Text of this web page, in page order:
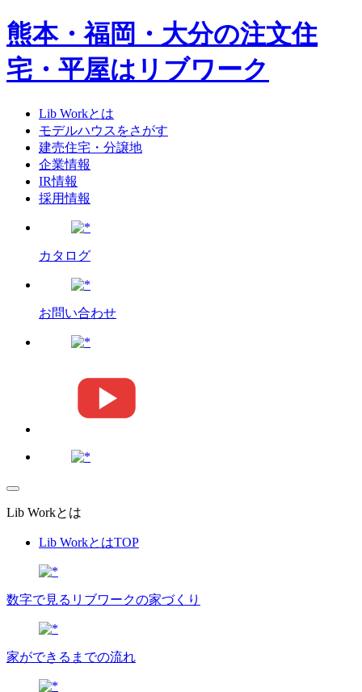
熊本・福岡・大分の注文住
宅・平屋はリブワーク
Lib Workとは
モデルハウスをさがす
建売住宅・分譲地
企業情報
IR情報
採用情報
カタログ
お問い合わせ
Lib Workとは
Lib WorkとはTOP
数字で⾒るリブワークの家づくり
家ができるまでの流れ